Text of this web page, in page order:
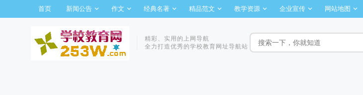
首页 新闻公告 作文 经典名著 精品范文 教学资源 企业宣传 网站地图
精彩、实用的上网导航
全力打造优秀的学校教育网址导航站